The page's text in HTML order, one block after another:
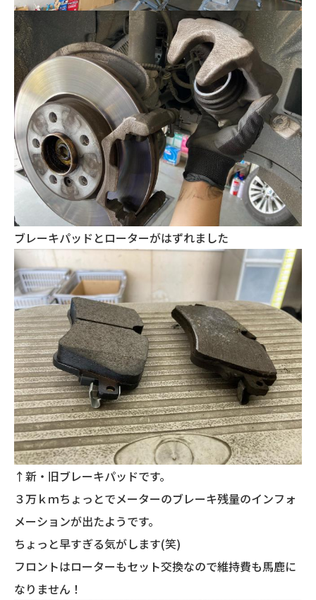
ブレーキパッドとローターがはずれました
↑新・旧ブレーキパッドです。
３万ｋｍちょっとでメーターのブレーキ残量のインフォ
メーションが出たようです。
ちょっと早すぎる気がします(笑)
フロントはローターもセット交換なので維持費も馬鹿に
なりません！